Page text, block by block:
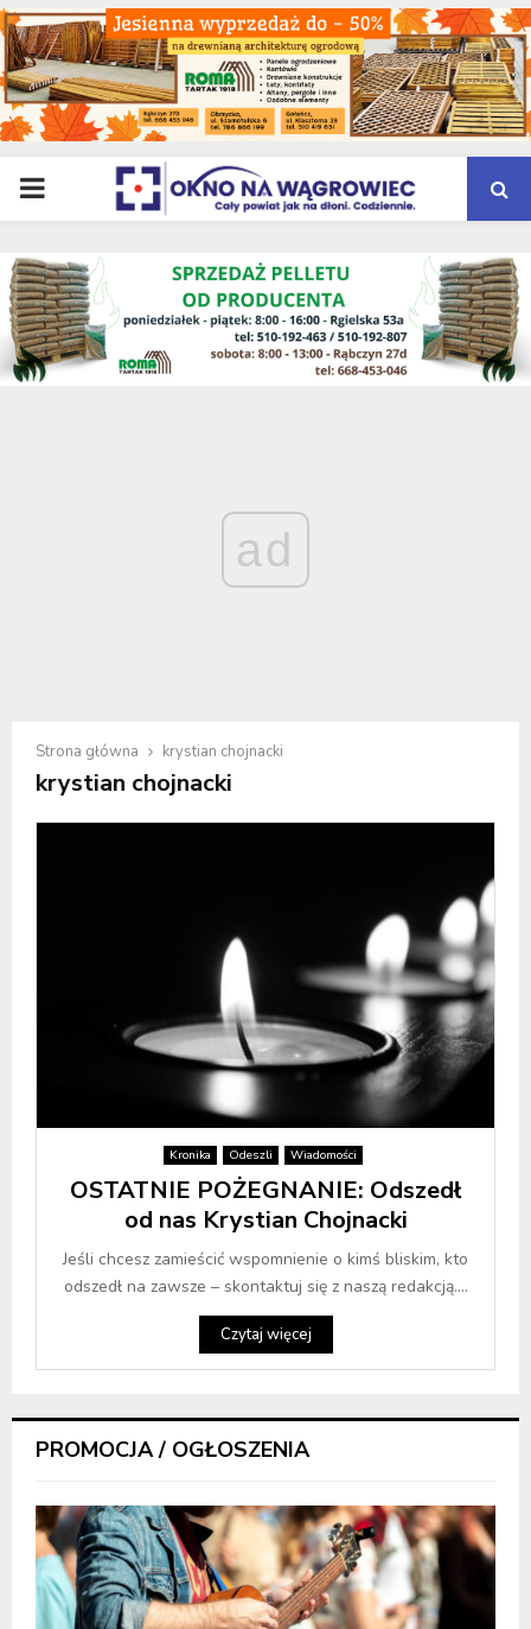
PRIMARY
MENU
ad
Strona główna krystian chojnacki
krystian chojnacki
Kronika Odeszli Wiadomości
OSTATNIE POŻEGNANIE: Odszedł
od nas Krystian Chojnacki
Jeśli chcesz zamieścić wspomnienie o kimś bliskim, kto
odszedł na zawsze – skontaktuj się z naszą redakcją....
Czytaj więcej
PROMOCJA / OGŁOSZENIA